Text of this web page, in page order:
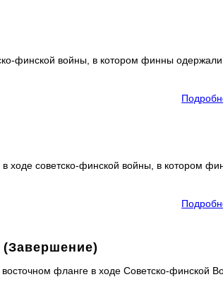
финской войны, в котором финны одержали
ходе советско-финской войны, в котором
(Завершение)
фланге в ходе Советско-финской